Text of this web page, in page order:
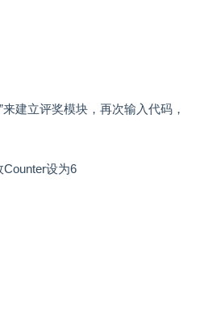
建立评奖模块，再次输入代码，
设为6